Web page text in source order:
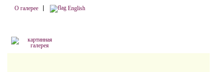
О галерее English